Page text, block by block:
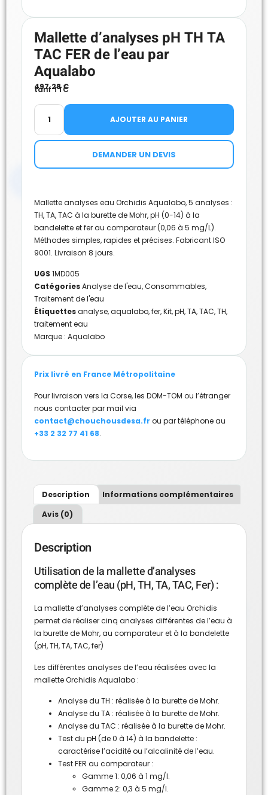
Mallette d’analyses pH TH TA
TAC FER de l’eau par
Aqualabo
497.28€
tarif TTC
AJOUTER AU PANIER
DEMANDER UN DEVIS
Mallette analyses eau Orchidis Aqualabo, 5 analyses :
TH, TA, TAC à la burette de Mohr, pH (0-14) à la
bandelette et fer au comparateur (0,06 à 5 mg/L).
Méthodes simples, rapides et précises. Fabricant ISO
9001. Livraison 8 jours.
UGS 1MD005
CatégoriesAnalyse de l'eau,Consommables,
Traitement de l'eau
Étiquettesanalyse,aqualabo,fer,Kit,pH,TA,TAC,TH,
traitement eau
Marque : Aqualabo
Prix livré en France Métropolitaine
Pour livraison vers la Corse, les DOM-TOM ou l’étranger
nous contacter par mail via
contact@chouchousdesa.fr ou par téléphone au
+33 2 32 77 41 68.
Description
Informations complémentaires
Avis (0)
Description
Utilisation de la mallette d’analyses
complète de l’eau (pH, TH, TA, TAC, Fer) :
La mallette d’analyses complète de l’eau Orchidis
permet de réaliser cinq analyses différentes de l’eau à
la burette de Mohr, au comparateur et à la bandelette
(pH, TH, TA, TAC, fer)
Les différentes analyses de l’eau réalisées avec la
mallette Orchidis Aqualabo :
Analyse du TH : réalisée à la burette de Mohr.
Analyse du TA : réalisée à la burette de Mohr.
Analyse du TAC : réalisée à la burette de Mohr.
Test du pH (de 0 à 14) à la bandelette :
caractérise l’acidité ou l’alcalinité de l’eau.
Test FER au comparateur :
Gamme 1: 0,06 à 1 mg/l.
Gamme 2: 0,3 à 5 mg/l.